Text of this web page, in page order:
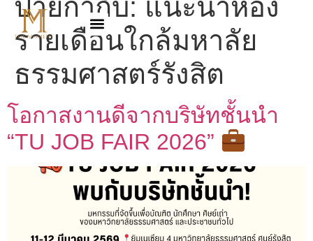
ป้ายกำกับ: แนะนำห้อง
รายเดือนใกล้มหาลัย
ธรรมศาสตร์รังสิต
โอกาสงานดีจากบริษัทชั้นนำ
“TU JOB FAIR 2026”